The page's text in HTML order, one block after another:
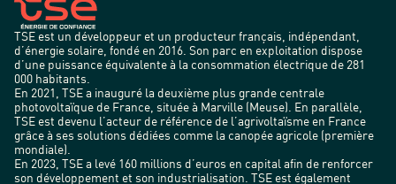
TSE est un développeur et un producteur français, indépendant,
d’énergie solaire, fondé en 2016. Son parc en exploitation dispose
d’une puissance équivalente à la consommation électrique de 281
000 habitants.
En 2021, TSE a inauguré la deuxième plus grande centrale
photovoltaïque de France, située à Marville (Meuse). En parallèle,
TSE est devenu l’acteur de référence de l’agrivoltaïsme en France
grâce à ses solutions dédiées comme la canopée agricole (première
mondiale).
En 2023, TSE a levé 160 millions d’euros en capital afin de renforcer
son développement et son industrialisation. TSE est également